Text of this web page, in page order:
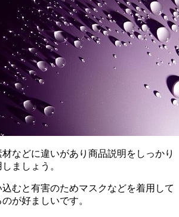
などに違いがあり商品説明をしっかり
ましょう。
むと有害のためマスクなどを着用して
が好ましいです。